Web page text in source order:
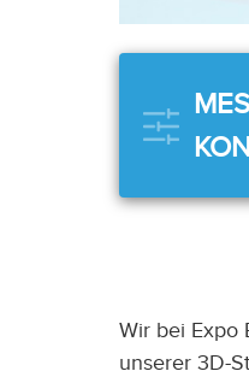
Wir bei Expo
unserer 3D-